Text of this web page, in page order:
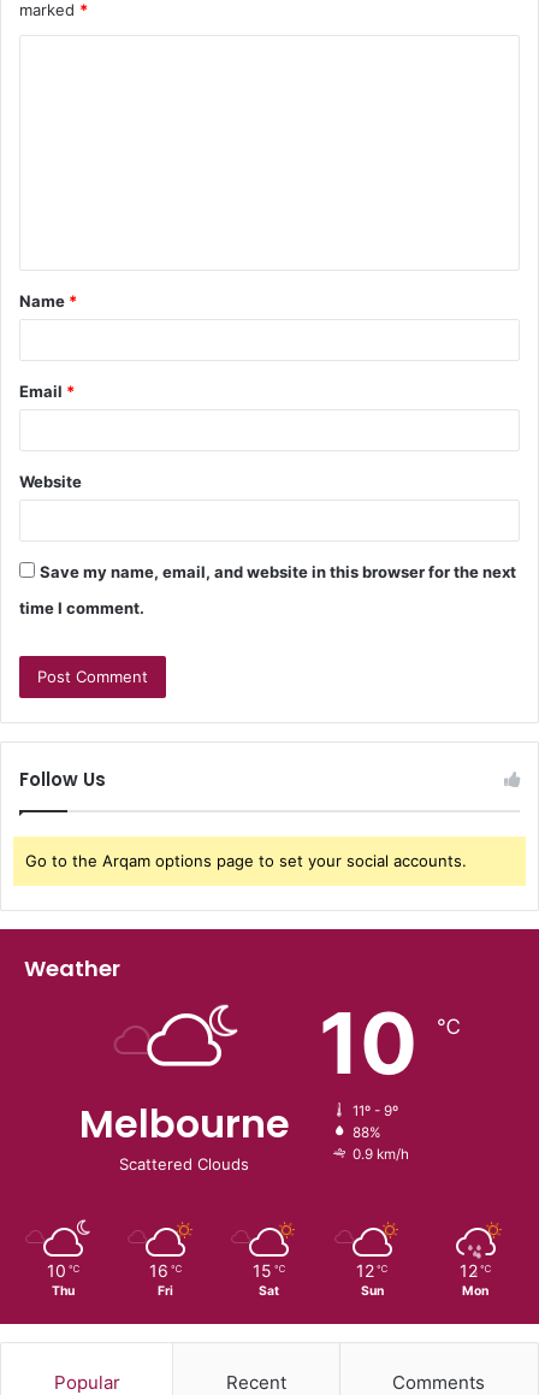
marked *
Name *
Email *
Website
Save my name, email, and website in this browser for the next
time I comment.
Follow Us
Go to the Arqam options page to set your social accounts.
Weather
Melbourne
Scattered Clouds
10 ℃
11º - 9º
88%
0.9 km/h
10 ℃
Thu
16 ℃
Fri
15 ℃
Sat
12 ℃
Sun
12 ℃
Mon
Popular Recent Comments